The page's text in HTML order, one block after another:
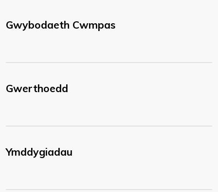
Gwybodaeth Cwmpas
Gwerthoedd
Ymddygiadau